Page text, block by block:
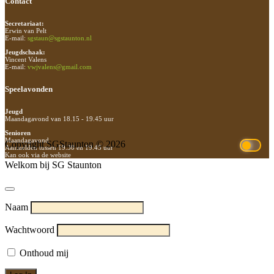
Secretariaat:
Erwin van Pelt
E-mail: sgstaun@sgstaunton.nl
Jeugdschaak:
Vincent Valens
E-mail: vwjvalens@gmail.com
Speelavonden
Jeugd
Maandagavond van 18.15 - 19.45 uur
Senioren
Maandagavond
Aanmelden tussen 19.30 en 19.45 uur
Kan ook via de website
Copyright SGStaunton © 2026
Welkom bij SG Staunton
Naam
Wachtwoord
Onthoud mij